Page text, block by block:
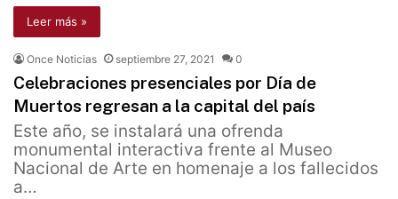
Leer más »
Once Noticias septiembre 27, 2021 0
Celebraciones presenciales por Día de
Muertos regresan a la capital del país
Este año, se instalará una ofrenda
monumental interactiva frente al Museo
Nacional de Arte en homenaje a los fallecidos
a…